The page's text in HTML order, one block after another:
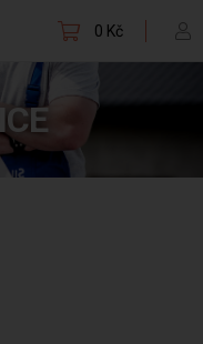
0 Kč